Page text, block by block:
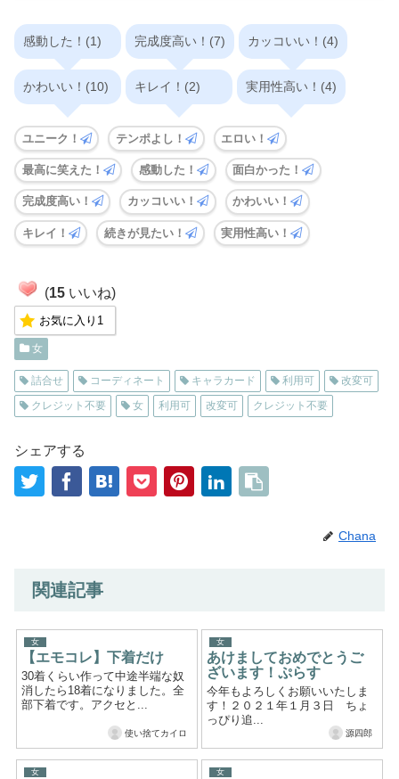
感動した！(1) 完成度高い！(7) カッコいい！(4)
かわいい！(10) キレイ！(2) 実用性高い！(4)
ユニーク！ テンポよし！ エロい！
最高に笑えた！ 感動した！ 面白かった！
完成度高い！ カッコいい！ かわいい！
キレイ！ 続きが見たい！ 実用性高い！
(15 いいね)
お気に入り 1
女
詰合せ コーディネート キャラカード 利用可
改変可
クレジット不要
女 利用可 改変可 クレジット不要
シェアする
Chana
関連記事
女
【エモコレ】下着だけ
30着くらい作って中途半端な奴
消したら18着になりました。全
部下着です。アクセと...
使い捨てカイロ
女
あけましておめでとうご
ざいます！ぷらす
今年もよろしくお願いいたしま
す！２０２１年１月３日 ちょ
っぴり追...
源四郎
女 女